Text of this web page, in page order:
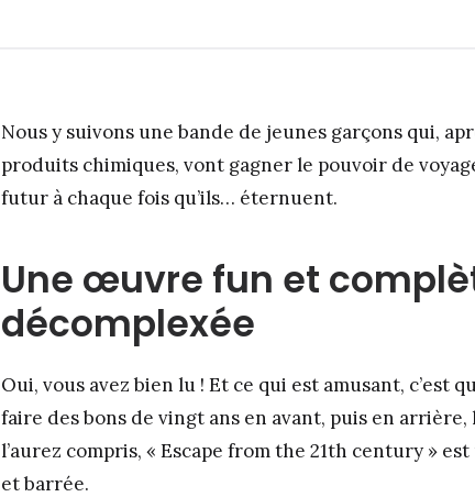
Nous y suivons une bande de jeunes garçons qui,
produits chimiques, vont gagner le pouvoir de
futur à chaque fois qu’ils… éternuent.
Une œuvre fun et
décomplexée
Oui, vous avez bien lu ! Et ce qui est amusant, c’est
faire des bons de vingt ans en avant, puis en
l’aurez compris, « Escape from the 21th century »
et barrée.